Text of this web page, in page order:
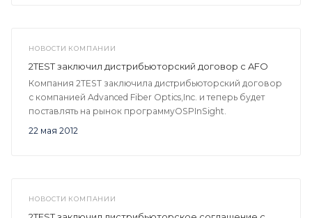
НОВОСТИ КОМПАНИИ
22 мая 2012
2TEST заключил дистрибьюторский договор с AFO
Компания 2TEST заключила дистрибьюторский договор
с компанией Advanced Fiber Optics,Inc. и теперь будет
поставлять на рынок программуOSPInSight.
НОВОСТИ КОМПАНИИ